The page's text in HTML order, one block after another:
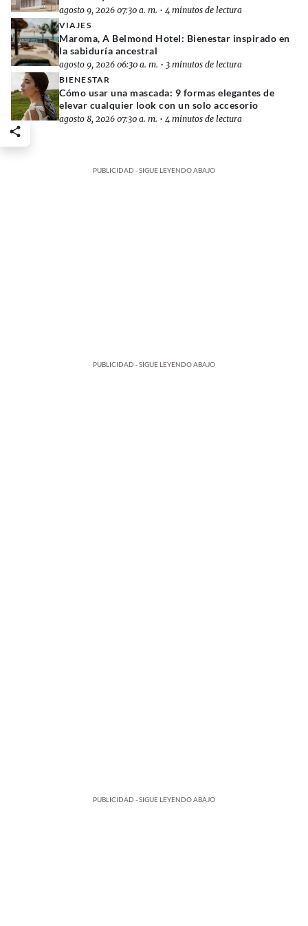
agosto 9, 2026 07:30 a. m. • 4 minutos de lectura
VIAJES
Maroma, A Belmond Hotel: Bienestar inspirado en
la sabiduría ancestral
agosto 9, 2026 06:30 a. m. • 3 minutos de lectura
BIENESTAR
Cómo usar una mascada: 9 formas elegantes de
elevar cualquier look con un solo accesorio
agosto 8, 2026 07:30 a. m. • 4 minutos de lectura
PUBLICIDAD - SIGUE LEYENDO ABAJO
PUBLICIDAD - SIGUE LEYENDO ABAJO
PUBLICIDAD - SIGUE LEYENDO ABAJO